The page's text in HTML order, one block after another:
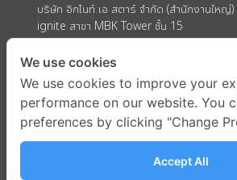
บริษัท อิกไนท์ เอ สตาร์ จำกัด (สำนักงานใหญ่)
ignite สาขา MBK Tower ชั้น 15
ถนนพญาไท แขวงวังใหม่ เขตปทุมวัน กรุงเท
We use cookies
We use cookies to improve your
performance on our website. You
preferences by clicking "Change
Accept All